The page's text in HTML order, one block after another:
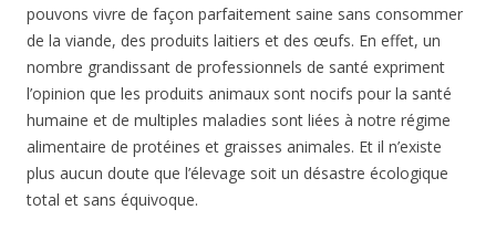
pouvons vivre de façon parfaitement saine sans consommer
de la viande, des produits laitiers et des œufs. En effet, un
nombre grandissant de professionnels de santé expriment
l’opinion que les produits animaux sont nocifs pour la santé
humaine et de multiples maladies sont liées à notre régime
alimentaire de protéines et graisses animales. Et il n’existe
plus aucun doute que l’élevage soit un désastre écologique
total et sans équivoque.